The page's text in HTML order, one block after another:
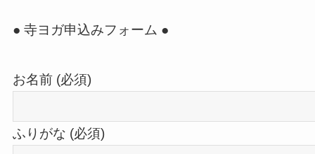
● 寺ヨガ申込みフォーム ●
お名前 (必須)
ふりがな (必須)